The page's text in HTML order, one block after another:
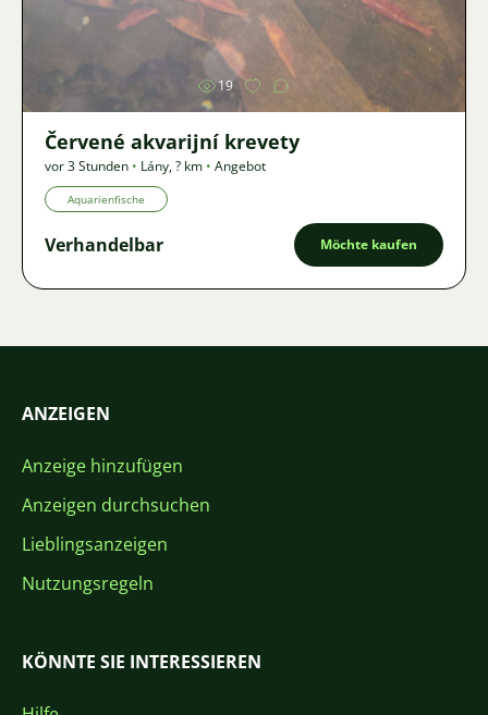
Bild
19
Červené akvarijní krevety
vor 3 Stunden • Lány,? km • Angebot
Aquarienfische
Verhandelbar Möchte kaufen
ANZEIGEN
Anzeige hinzufügen
Anzeigen durchsuchen
Lieblingsanzeigen
Nutzungsregeln
KÖNNTE SIE INTERESSIEREN